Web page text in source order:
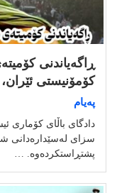
ڕاگەیاندنی
کۆمۆنیستی
پەیام
دادگای باڵای کۆماری
سزای لەسێدارەدانی
پشتڕاستکردەوە. …